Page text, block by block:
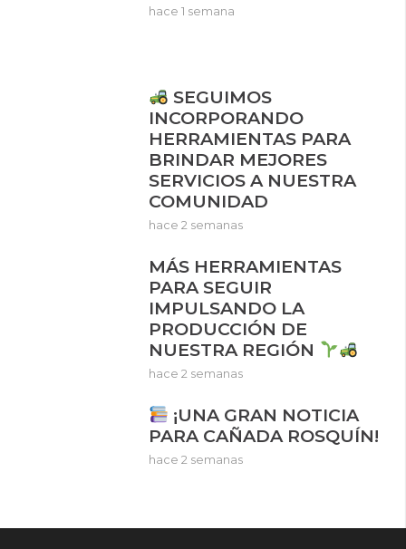
hace 1 semana
SEGUIMOS
INCORPORANDO
HERRAMIENTAS PARA
BRINDAR MEJORES
SERVICIOS A NUESTRA
COMUNIDAD
hace 2 semanas
MÁS HERRAMIENTAS
PARA SEGUIR
IMPULSANDO LA
PRODUCCIÓN DE
NUESTRA REGIÓN
hace 2 semanas
¡UNA GRAN NOTICIA
PARA CAÑADA ROSQUÍN!
hace 2 semanas